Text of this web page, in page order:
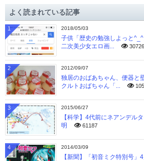
ブよく読まれている記事
2018/05/03
子供「歴史の勉強しよっと
二次美少女エロ画...
1
2012/09/07
独居のおばあちゃん、便器と
クルトおばちゃん「...
2
2015/06/27
【科学】4代前にネアンデル
明
61187
3
2014/03/09
【新聞】「初音ミク特別号」
4